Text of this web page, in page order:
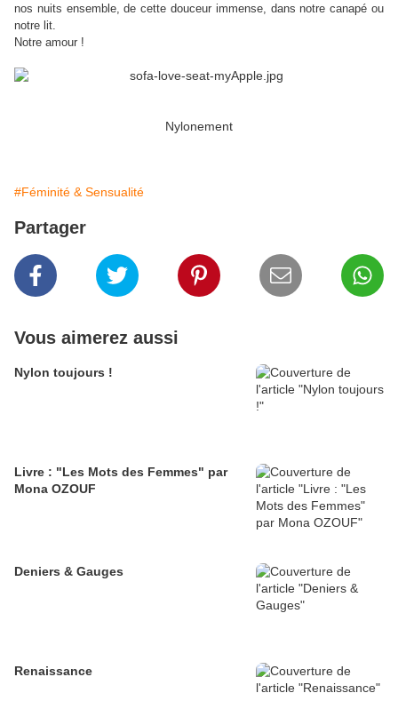
nos nuits ensemble, de cette douceur immense, dans notre canapé ou
notre lit.
Notre amour !
Nylonement
#Féminité & Sensualité
Partager
Vous aimerez aussi
Nylon toujours !
Livre : "Les Mots des Femmes" par
Mona OZOUF
Deniers & Gauges
Renaissance